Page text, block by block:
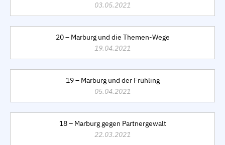
03.05.2021
20 – Marburg und die Themen-Wege
19.04.2021
19 – Marburg und der Frühling
05.04.2021
18 – Marburg gegen Partnergewalt
22.03.2021